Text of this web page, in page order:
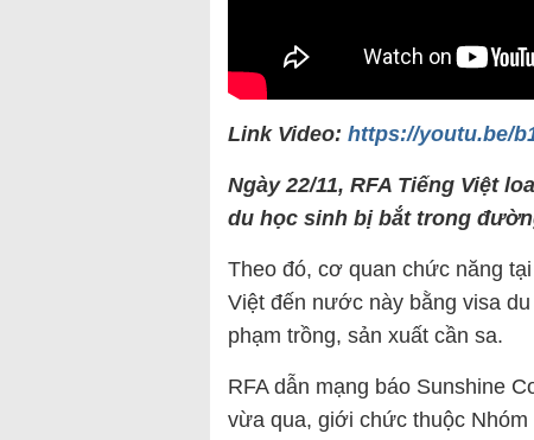
Link Video: https://youtu.be/
Ngày 22/11, RFA Tiếng Việt
du học sinh bị bắt trong
Theo đó, cơ quan chức năng
Việt đến nước này bằng visa
phạm trồng, sản xuất cần sa.
RFA dẫn mạng báo Sunshine
vừa qua, giới chức thuộc Nhóm